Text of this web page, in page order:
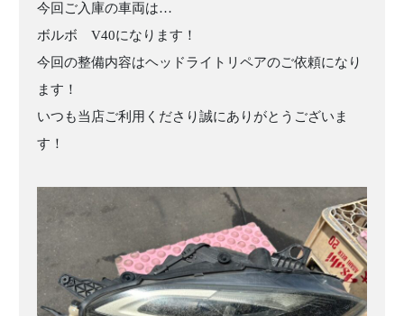
今回ご入庫の車両は…
ボルボ V40になります！
今回の整備内容はヘッドライトリペアのご依頼になり
ます！
いつも当店ご利用くださり誠にありがとうございま
す！